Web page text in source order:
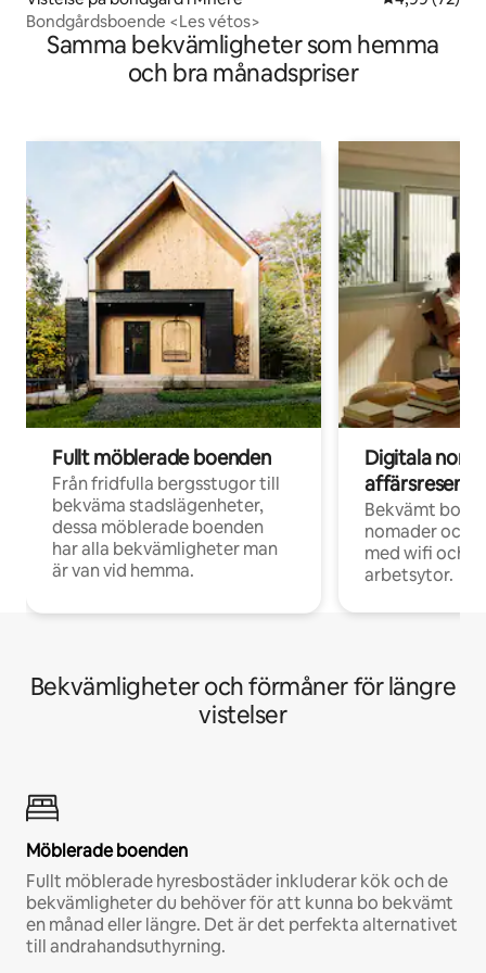
Bondgårdsboende <Les vétos>
Samma bekvämligheter som hemma
och bra månadspriser
Fullt möblerade boenden
Från fridfulla bergsstugor till
bekväma stadslägenheter,
dessa möblerade boenden
har alla bekvämligheter man
är van vid hemma.
Digitala
Bekvämt
nomader och
med wifi och
arbetsytor.
Bekvämligheter och förmåner för längre
vistelser
Möblerade boenden
Fullt möblerade hyresbostäder inkluderar kök och de
bekvämligheter du behöver för att kunna bo bekvämt
en månad eller längre. Det är det perfekta alternativet
till andrahandsuthyrning.